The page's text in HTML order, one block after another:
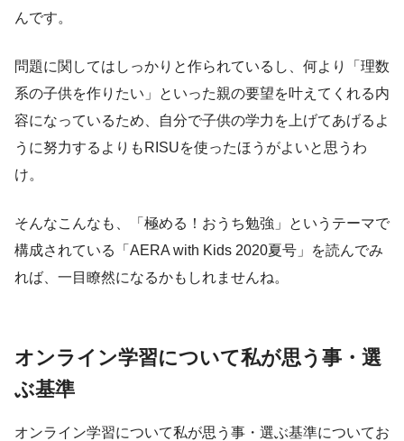
んです。
問題に関してはしっかりと作られているし、何より「理数
系の子供を作りたい」といった親の要望を叶えてくれる内
容になっているため、自分で子供の学力を上げてあげるよ
うに努力するよりもRISUを使ったほうがよいと思うわ
け。
そんなこんなも、「極める！おうち勉強」というテーマで
構成されている「AERA with Kids 2020夏号」を読んでみ
れば、一目瞭然になるかもしれませんね。
オンライン学習について私が思う事・選
ぶ基準
オンライン学習について私が思う事・選ぶ基準についてお